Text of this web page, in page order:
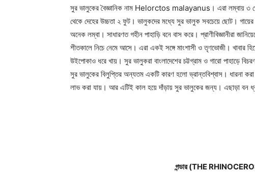
সুর ভালুকের বৈজ্ঞানিক নাম Helorctos malayanus। এরা লম্বায় ৩
থেকে দেহের উচ্চতা ২ ফুট। ভালুকদের মধ্যে সুর ভালুক সবচেয়ে ছোট।
অনেক লম্বা। সাধারণত গহীন পাহাড়ি বনে বাস করে। প্রাণীবিজ্ঞানীরা
শীতকালে নিচে নেমে আসে। এরা একই সঙ্গে মাংশাসী ও তৃণভোজী। খাবার
উইপোকাও ধরে খায়। সুর ভালুকরা বাংলাদেশের চট্টগ্রাম ও গারো পাহাড়ে
সুর ভালুকের বিলুপ্তির অন্যতম একটি কারণ হলো ভ্রান্তবিশ্বাস। ধারনা
লাভ করা যায়। আর এটিই কাল হয়ে দাঁড়ায় সুর ভালুকের জন্য। এছাড়া বন
গন্ডার (THE